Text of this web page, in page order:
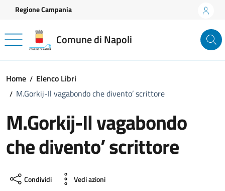
Vai ai contenuti
Vai al footer
Regione Campania
Comune di Napoli
Home
Elenco Libri
M.Gorkij-Il vagabondo che divento’ scrittore
M.Gorkij-Il vagabondo
che divento’ scrittore
Condividi Vedi azioni